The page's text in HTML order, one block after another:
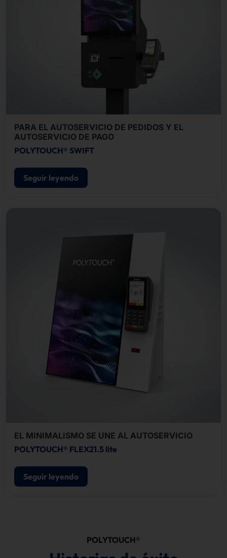
PARA EL AUTOSERVICIO DE PEDIDOS Y EL
AUTOSERVICIO DE PAGO
POLYTOUCH® SWIFT
Seguir leyendo
EL MINIMALISMO SE UNE AL AUTOSERVICIO
POLYTOUCH® FLEX21.5 lite
Seguir leyendo
POLYTOUCH®